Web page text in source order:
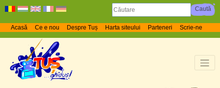
Acasă Ce e nou Despre Tuș Harta siteului Parteneri Scrie-ne